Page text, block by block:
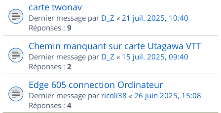
carte twonav
Dernier message par D_Z « 21 juil. 2025, 10:40
Réponses : 9
Chemin manquant sur carte Utagawa VTT
Dernier message par D_Z « 15 juil. 2025, 09:40
Réponses : 2
Edge 605 connection Ordinateur
Dernier message par ricoli38 « 26 juin 2025, 15:08
Réponses : 4